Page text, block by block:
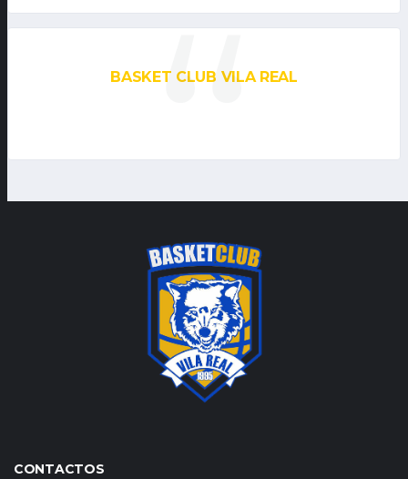
BASKET CLUB VILA REAL
CONTACTOS